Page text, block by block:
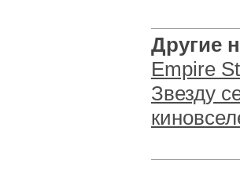
Другие
Empire
Звезду